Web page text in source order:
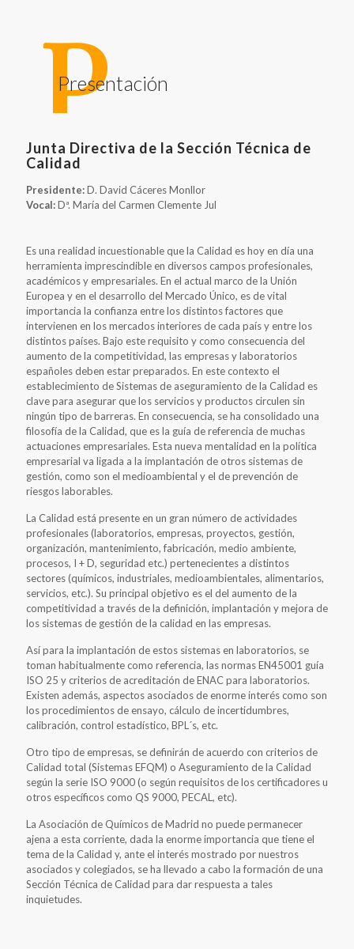
Presentación
Junta Directiva de la Sección Técnica de
Calidad
Presidente:D. David Cáceres Monllor
Vocal:Dª. María del Carmen Clemente Jul
Es una realidad incuestionable que la Calidad es hoy en día una
herramienta imprescindible en diversos campos profesionales,
académicos y empresariales. En el actual marco de la Unión
Europea y en el desarrollo del Mercado Único, es de vital
importancia la confianza entre los distintos factores que
intervienen en los mercados interiores de cada país y entre los
distintos países. Bajo este requisito y como consecuencia del
aumento de la competitividad, las empresas y laboratorios
españoles deben estar preparados. En este contexto el
establecimiento de Sistemas de aseguramiento de la Calidad es
clave para asegurar que los servicios y productos circulen sin
ningún tipo de barreras. En consecuencia, se ha consolidado una
filosofía de la Calidad, que es la guía de referencia de muchas
actuaciones empresariales. Esta nueva mentalidad en la política
empresarial va ligada a la implantación de otros sistemas de
gestión, como son el medioambiental y el de prevención de
riesgos laborables.
La Calidad está presente en un gran número de actividades
profesionales (laboratorios, empresas, proyectos, gestión,
organización, mantenimiento, fabricación, medio ambiente,
procesos, I + D, seguridad etc.) pertenecientes a distintos
sectores (químicos, industriales, medioambientales, alimentarios,
servicios, etc.). Su principal objetivo es el del aumento de la
competitividad a través de la definición, implantación y mejora de
los sistemas de gestión de la calidad en las empresas.
Así para la implantación de estos sistemas en laboratorios, se
toman habitualmente como referencia, las normas EN45001 guía
ISO 25 y criterios de acreditación de ENAC para laboratorios.
Existen además, aspectos asociados de enorme interés como son
los procedimientos de ensayo, cálculo de incertidumbres,
calibración, control estadístico, BPL´s, etc.
Otro tipo de empresas, se definirán de acuerdo con criterios de
Calidad total (Sistemas EFQM) o Aseguramiento de la Calidad
según la serie ISO 9000 (o según requisitos de los certificadores u
otros específicos como QS 9000, PECAL, etc).
La Asociación de Químicos de Madrid no puede permanecer
ajena a esta corriente, dada la enorme importancia que tiene el
tema de la Calidad y, ante el interés mostrado por nuestros
asociados y colegiados, se ha llevado a cabo la formación de una
Sección Técnica de Calidad para dar respuesta a tales
inquietudes.